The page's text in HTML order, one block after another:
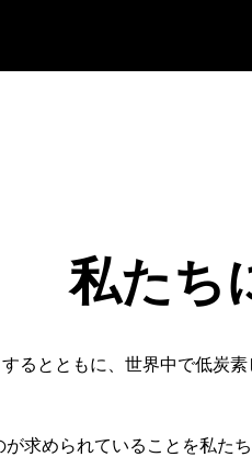
私たち
るとともに、世界中で低炭
求められていることを私